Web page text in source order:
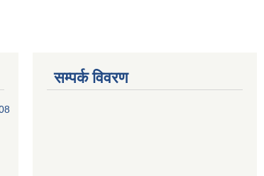
सम्पर्क विवरण